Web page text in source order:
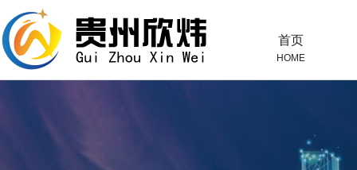
首页
HOME